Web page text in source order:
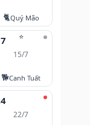
🐈Quý Mão
⭐
15/7
🐕Canh Tuất
22/7